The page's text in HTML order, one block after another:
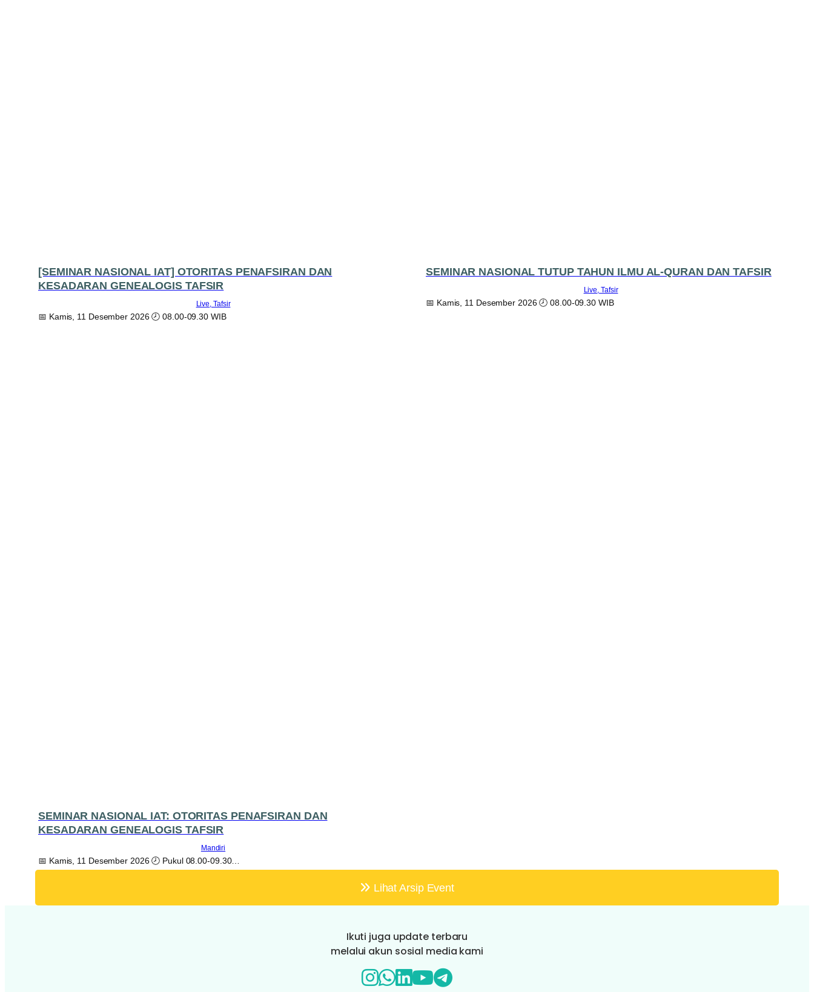
[SEMINAR NASIONAL IAT] OTORITAS PENAFSIRAN DAN
KESADARAN GENEALOGIS TAFSIR
Live Tafsir
📅 Kamis, 11 Desember 2026 🕗 08.00-09.30 WIB
SEMINAR NASIONAL TUTUP TAHUN ILMU AL-QURAN DAN TAFSIR
Live Tafsir
📅 Kamis, 11 Desember 2026 🕗 08.00-09.30 WIB
SEMINAR NASIONAL IAT: OTORITAS PENAFSIRAN DAN
KESADARAN GENEALOGIS TAFSIR
Mandiri
📅 Kamis, 11 Desember 2026 🕗 Pukul 08.00-09.30…
Lihat Arsip Event
Ikuti juga update terbaru
melalui akun sosial media kami